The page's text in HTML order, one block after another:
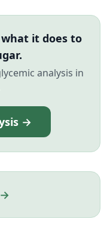
what it does to
analysis in
→
→